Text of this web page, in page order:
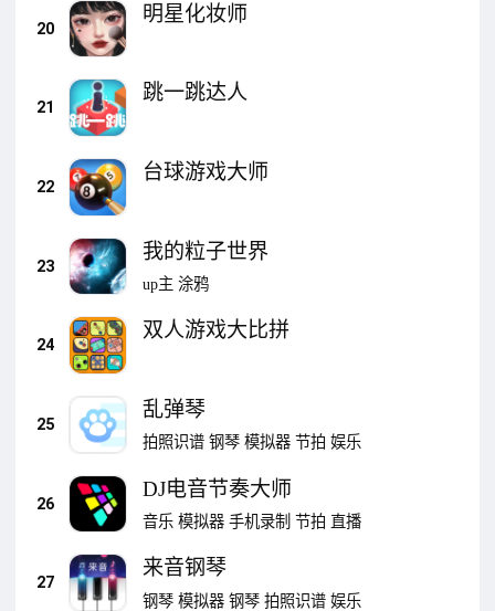
20
明星化妆师
21
跳一跳达人
22
台球游戏大师
23
我的粒子世界
up主 涂鸦
24
双人游戏大比拼
25
乱弹琴
拍照识谱 钢琴 模拟器 节拍 娱乐
26
DJ电音节奏大师
音乐 模拟器 手机录制 节拍 直播
27
来音钢琴
钢琴 模拟器 钢琴 拍照识谱 娱乐